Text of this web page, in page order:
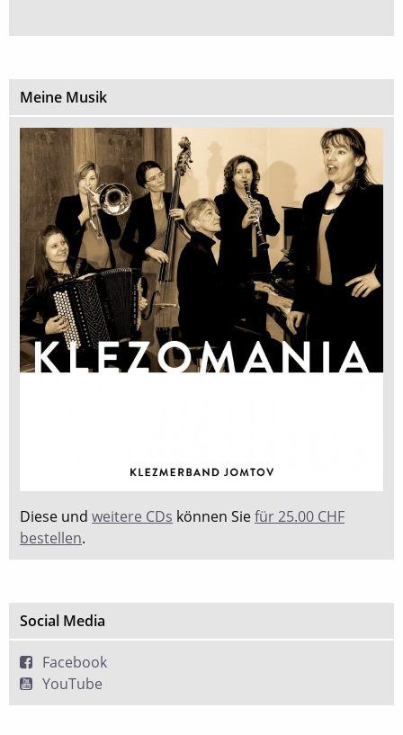
Meine Musik
Diese und weitere CDs können Siefür 25.00 CHF
bestellen.
Social Media
Facebook
YouTube